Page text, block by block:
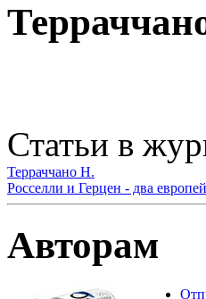
Статьи в
Терраччано Н.
Росселли и Герцен - два
Авторам